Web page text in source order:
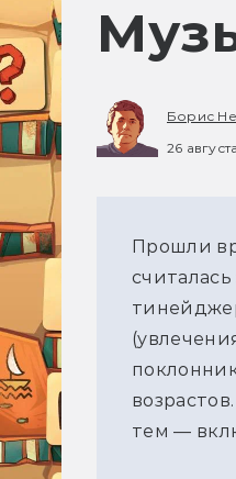
Борис
26
Прошли
тем —